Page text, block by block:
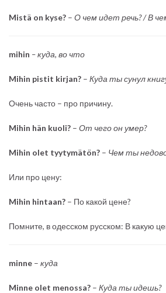
Mistä on kyse? – О чем идет речь? / В
mihin – куда, во что
Mihin pistit kirjan? – Куда ты сунул
Очень часто – про причину.
Mihin hän kuoli? – От чего он умер?
Mihin olet tyytymätön? – Чем ты
Или про цену:
Mihin hintaan? – По какой цене?
Помните, в одесском русском: В какую
minne – куда
Minne olet menossa? – Куда ты идешь?